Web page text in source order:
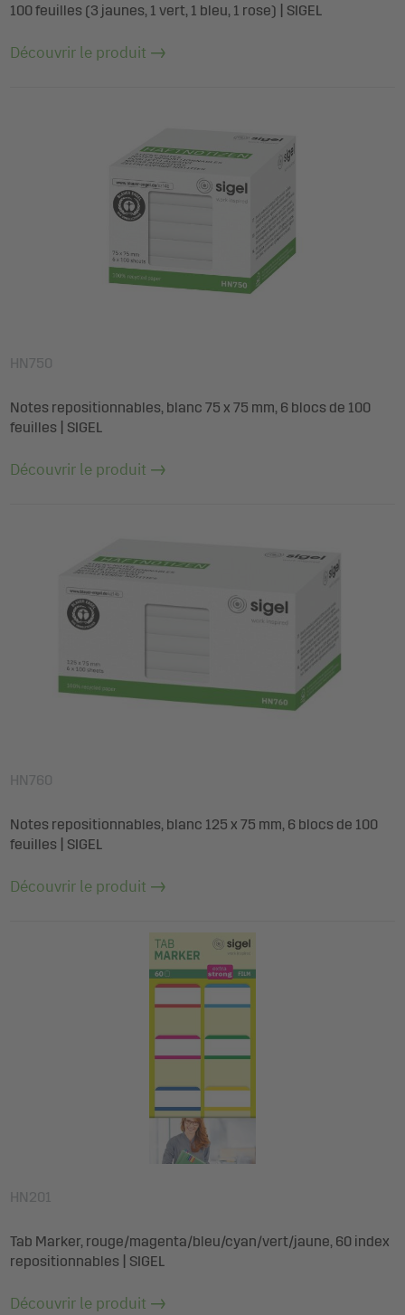
100 feuilles (3 jaunes, 1 vert, 1 bleu, 1 rose) | SIGEL
Découvrir le produit
HN750
Notes repositionnables, blanc 75 x 75 mm, 6 blocs de 100
feuilles | SIGEL
Découvrir le produit
HN760
Notes repositionnables, blanc 125 x 75 mm, 6 blocs de 100
feuilles | SIGEL
Découvrir le produit
HN201
Tab Marker, rouge/magenta/bleu/cyan/vert/jaune, 60 index
repositionnables | SIGEL
Découvrir le produit